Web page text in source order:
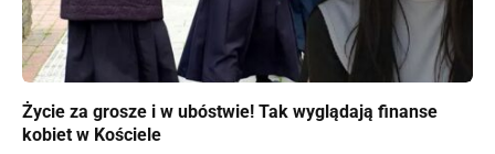
Życie za grosze i w ubóstwie! Tak wyglądają finanse
kobiet w Kościele